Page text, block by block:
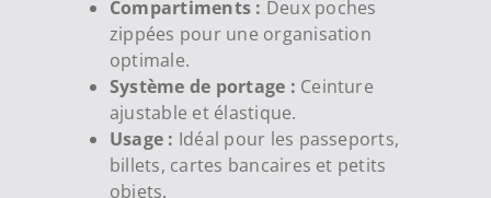
Compartiments : Deux poches
zippées pour une organisation
optimale.
Système de portage : Ceinture
ajustable et élastique.
Usage : Idéal pour les passeports,
billets, cartes bancaires et petits
objets.